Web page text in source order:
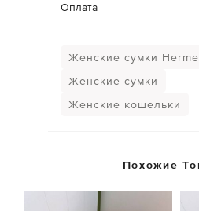
Оплата
Женские сумки
Женские сумки
Женские кошельки
Похожие